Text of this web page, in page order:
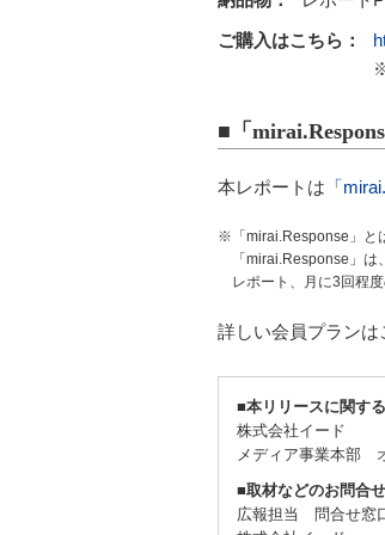
ご購入はこちら：
■「
本レポートは 「
※「mirai.Response」と
「mirai.Response」
レポート、月に3回程
詳しい会員プランは
■本リリースに関す
株式会社イード
メディア事業本部
■取材などのお問合せ
広報担当 問合せ窓